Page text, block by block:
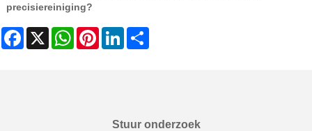
precisiereiniging?
Facebook
X WhatsAppPinterestLinkedIn
Stuur onderzoek